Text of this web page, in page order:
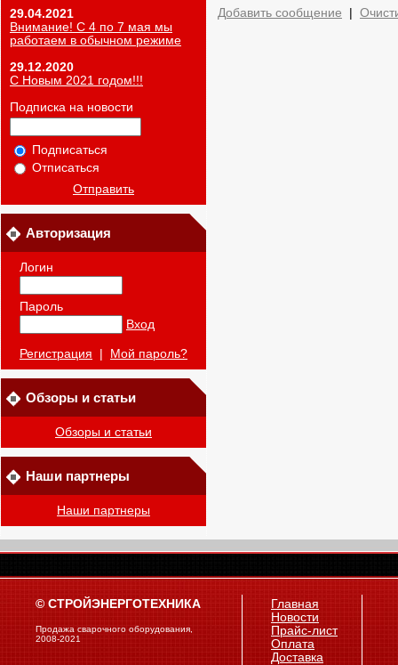
29.04.2021
Внимание! С 4 по 7 мая мы
работаем в обычном режиме
29.12.2020
С Новым 2021 годом!!!
Подписка на новости
Подписаться
Отписаться
Отправить
Авторизация
Логин
Пароль
Вход
Регистрация Мой пароль?
Обзоры и статьи
Обзоры и статьи
Наши партнеры
Наши партнеры
Добавить сообщение
© СТРОЙЭНЕРГОТЕХНИКА
Продажа сварочного оборудования,
2008-2021
Главная
Новости
Прайс-лист
Оплата
Доставка